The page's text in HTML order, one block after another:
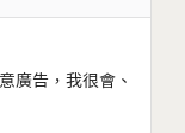
廣告，我很會、